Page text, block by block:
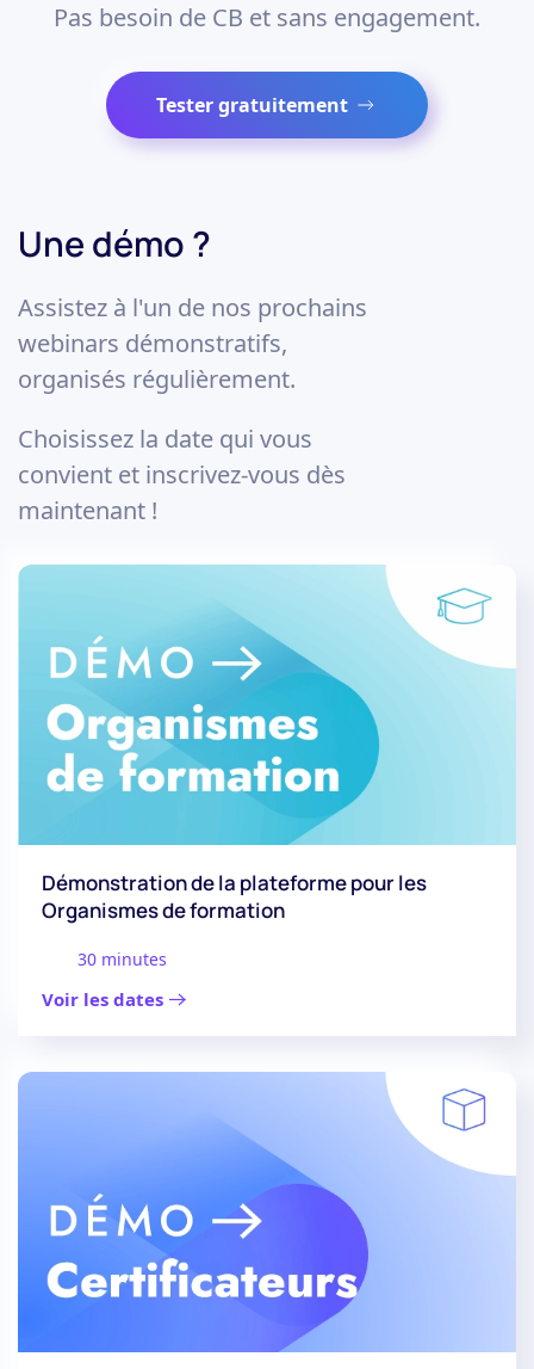
Pas besoin de CB et sans engagement.
Tester gratuitement
Une démo ?
Assistez à l'un de nos prochains
webinars démonstratifs,
organisés régulièrement.
Choisissez la date qui vous
convient et inscrivez-vous dès
maintenant !
Démonstration de la plateforme pour les
Organismes de formation
30 minutes
Voir les dates